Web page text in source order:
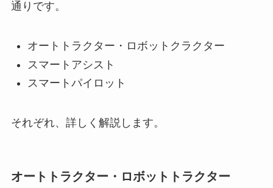
通りです。
オートトラクター・ロボットクラクター
スマートアシスト
スマートパイロット
それぞれ、詳しく解説します。
オートトラクター・ロボットトラクター